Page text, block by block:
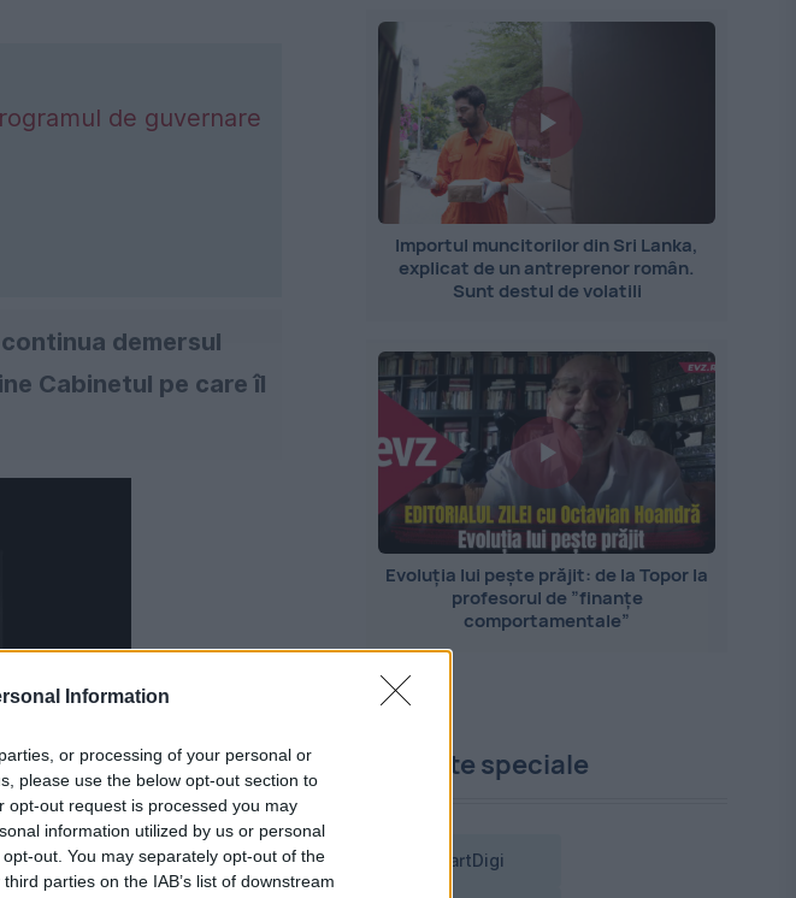
Information
or processing of your personal or
please use the below opt-out section to
opt-out request is processed you may
information utilized by us or personal
out. You may separately opt-out of the
parties on the IAB’s list of downstream
de guvernare
demersul
Cabinetul pe care îl
Importul muncitorilor din Sri Lanka,
explicat de un antreprenor român.
Sunt destul de volatili
Evoluția lui pește prăjit: de la Topor la
profesorul de ”finanțe
comportamentale”
Proiecte speciale
SmartDigi